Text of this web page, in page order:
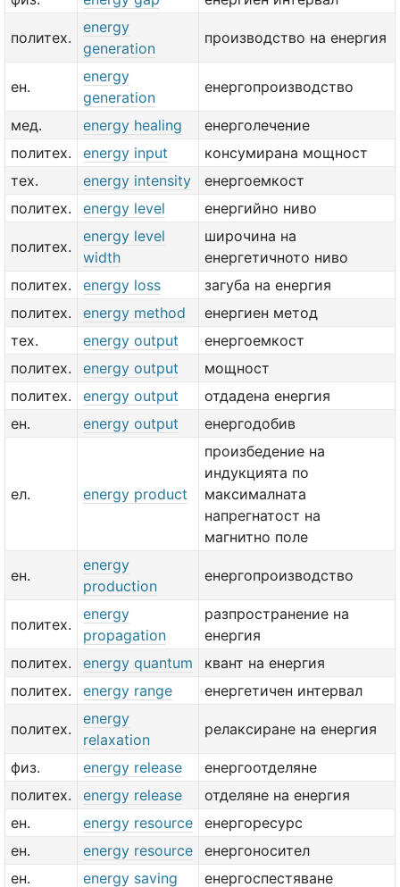
политех.
energy
generation
производство на енергия
ен.
energy
generation
енергопроизводство
мед. energy healing
енерголечение
политех.
energy input
консумирана мощност
тех.
energy intensity
енергоемкост
политех.
energy level енергийно ниво
политех.
energy level
width
широчина на
енергетичното ниво
политех.
energy loss
загуба на енергия
политех.
energy method
енергиен метод
тех.
energy output
енергоемкост
политех.
energy output
мощност
политех.
energy output
отдадена енергия
ен.
energy output енергодобив
ел. energy product
произбедение на
индукцията по
максималната
напрегнатост на
магнитно поле
ен.
energy
production
енергопроизводство
политех.
energy
propagation
разпространение на
енергия
политех.
energy quantum
квант на енергия
политех.
energy range енергетичен интервал
политех.
energy
relaxation
релаксиране на енергия
физ. energy release
енергоотделяне
политех.
energy release
отделяне на енергия
ен.
energy resource
енергоресурс
ен.
energy resource
енергоносител
ен.
energy saving
енергоспестяване